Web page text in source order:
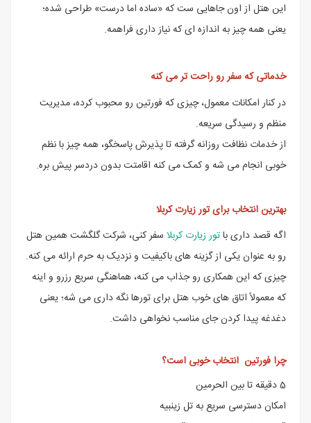
این هتل از اون جاهایی ست که «ساده اما درست» طراحی شده؛
یعنی همه چیز به اندازه ای که نیاز داری فراهمه.
خدماتی که سفر رو راحت تر می کنه
در کنار امکانات معمول، چیزی که فورتین رو محبوب کرده، مدیریت
منظم و رسیدگی سریعه.
از خدمات نظافت روزانه گرفته تا پذیرش پاسخگو، همه چیز با نظم
خوبی انجام می شه و کمک می کنه اقامتت بدون دردسر پیش بره.
بهترین انتخاب برای تور زیارت کربلا
اگه قصد داری باتور زیارت کربلا سفر کنی، شرکت گلگشت همین هتل
رو به عنوان یکی از گزینه های باکیفیت و نزدیک به حرم ارائه می کنه.
چیزی که این همکاری رو جذاب می کنه، هماهنگی سریع رزرو و اینه
که معمولاً اتاق های خوب هتل برای تورها نگه داری می شه؛ یعنی
دغدغه پیدا کردن جای مناسب نخواهی داشت.
چرا فورتین انتخاب خوبی است؟
5 دقیقه تا بین الحرمین
امکان دسترسی سریع به تل زینبیه